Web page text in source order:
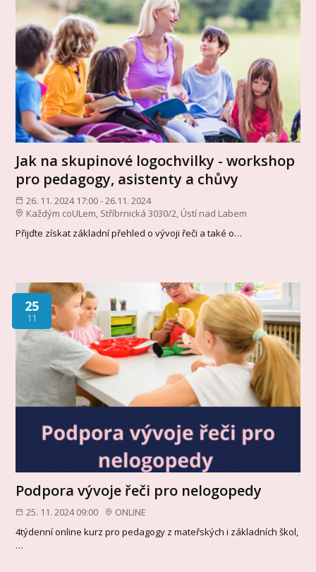
Jak na skupinové logochvilky - workshop
pro pedagogy, asistenty a chůvy
26. 11. 2024 17:00 - 26.11. 2024
Každým coULem, Stříbrnická 3030/2, Ústí nad Labem
Přijďte získat základní přehled o vývoji řeči a také o…
25
11
Podpora vývoje řeči pro nelogopedy
25. 11. 2024 09:00
ONLINE
4týdenní online kurz pro pedagogy z mateřských i základních škol,
…